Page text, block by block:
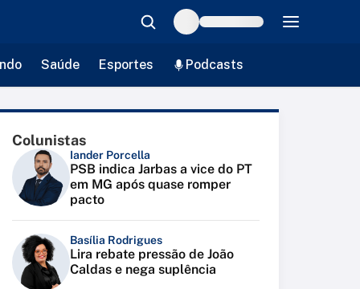
Saúde Esportes Podcasts
Colunistas
Iander Porcella
PSB indica Jarbas a vice do PT
em MG após quase romper
pacto
Basília Rodrigues
Lira rebate pressão de João
Caldas e nega suplência